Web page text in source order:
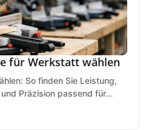
für Werkstatt wählen
So finden Sie Leistung,
Präzision passend für